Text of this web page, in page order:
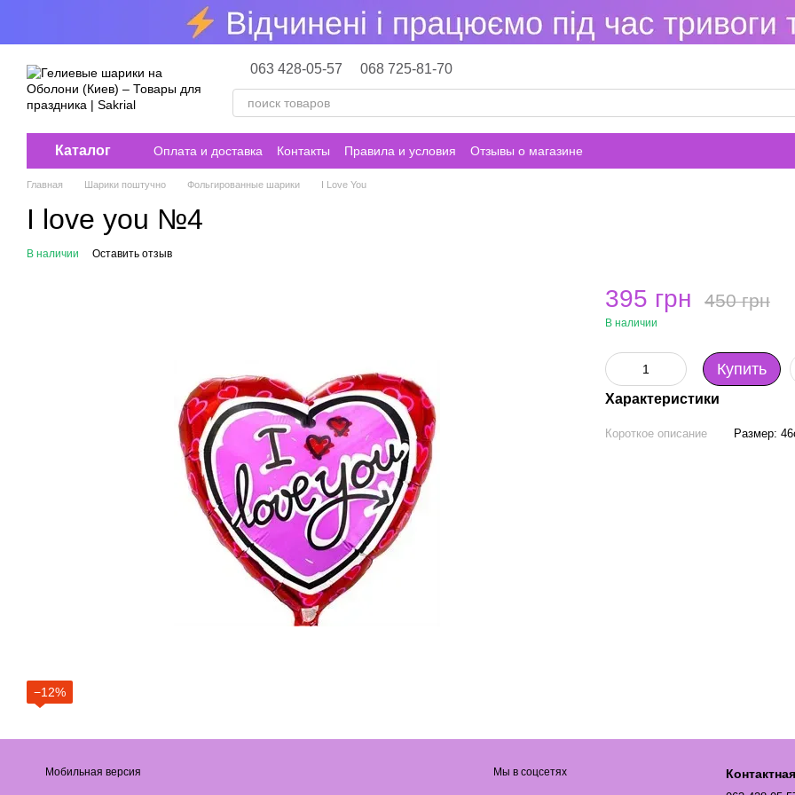
Перейти к основному контенту
063 428-05-57 068 725-81-70
Каталог Оплата и доставка Контакты Правила и условия Отзывы о магазине
Главная Шарики поштучно Фольгированные шарики I Love You
I love you №4
В наличии Оставить отзыв
−12%
395 грн 450 грн
В наличии
Купить
Характеристики
Короткое описание Размер:
Мобильная версия Мы в соцсетях